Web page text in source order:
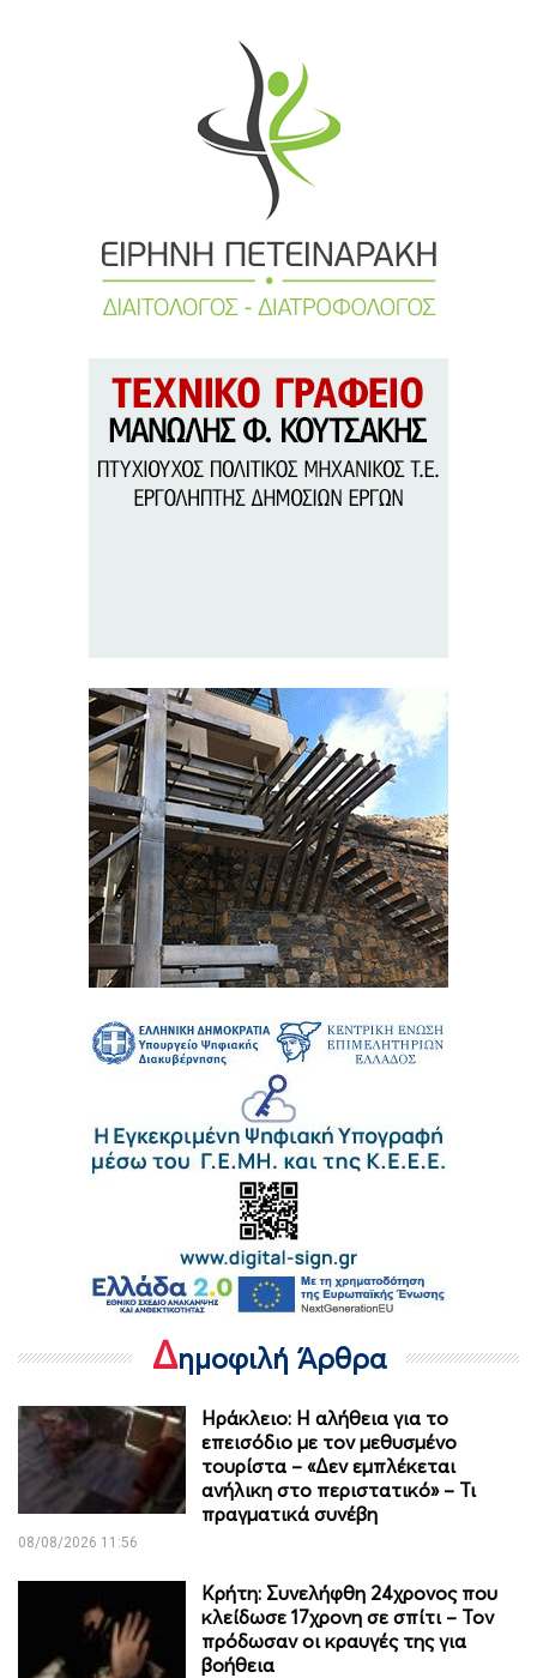
Δημοφιλή Άρθρα
Ηράκλειο: Η αλήθεια για το
επεισόδιο με τον μεθυσμένο
τουρίστα – «Δεν εμπλέκεται
ανήλικη στο περιστατικό» – Τι
πραγματικά συνέβη
08/08/2026 11:56
Κρήτη: Συνελήφθη 24χρονος που
κλείδωσε 17χρονη σε σπίτι – Τον
πρόδωσαν οι κραυγές της για
βοήθεια